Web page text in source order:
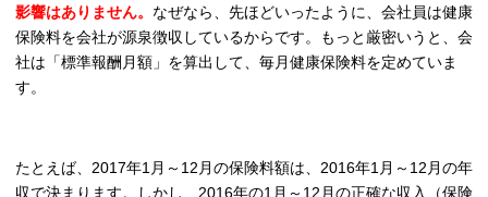
影響はありません。 なぜなら、先ほどいったように、会社員は健康
保険料を会社が源泉徴収しているからです。もっと厳密いうと、会
社は「標準報酬月額」を算出して、毎月健康保険料を定めていま
す。
たとえば、2017年1月～12月の保険料額は、2016年1月～12月の年
収で決まります。しかし、2016年の1月～12月の正確な収入（保険